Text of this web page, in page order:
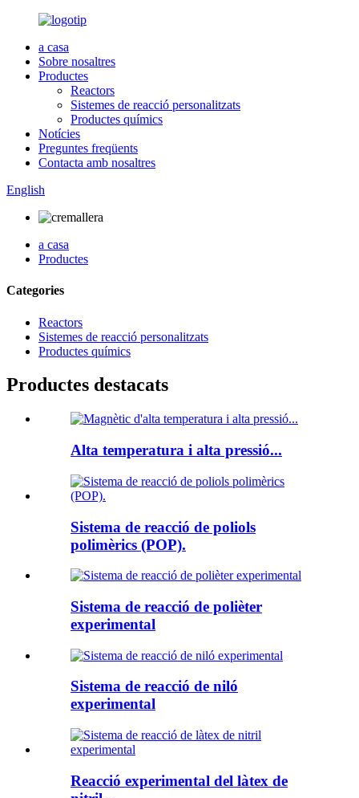
a casa
Sobre nosaltres
Productes
Reactors
Sistemes de reacció personalitzats
Productes químics
Notícies
Preguntes freqüents
Contacta amb nosaltres
English
a casa
Productes
Categories
Reactors
Sistemes de reacció personalitzats
Productes químics
Productes destacats
Alta temperatura i alta pressió...
Sistema de reacció de poliols
polimèrics (POP).
Sistema de reacció de polièter
experimental
Sistema de reacció de niló
experimental
Reacció experimental del làtex de